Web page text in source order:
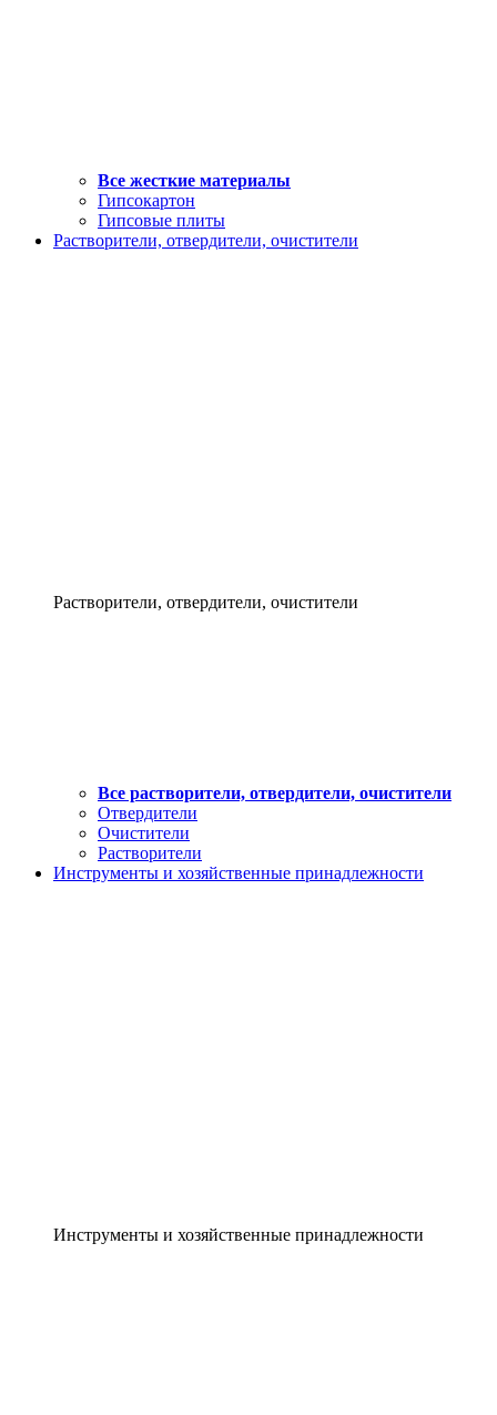
Все жесткие материалы
Гипсокартон
Гипсовые плиты
Растворители, отвердители, очистители
Растворители, отвердители, очистители
Все растворители, отвердители, очистители
Отвердители
Очистители
Растворители
Инструменты и хозяйственные принадлежности
Инструменты и хозяйственные принадлежности